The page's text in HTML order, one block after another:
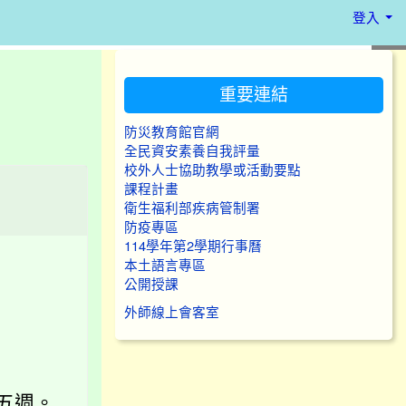
登入
重要連結
防災教育館官網
全民資安素養自我評量
校外人士協助教學或活動要點
課程計畫
衛生福利部疾病管制署
防疫專區
114學年第2學期行事曆
本土語言專區
公開授課
外師線上會客室